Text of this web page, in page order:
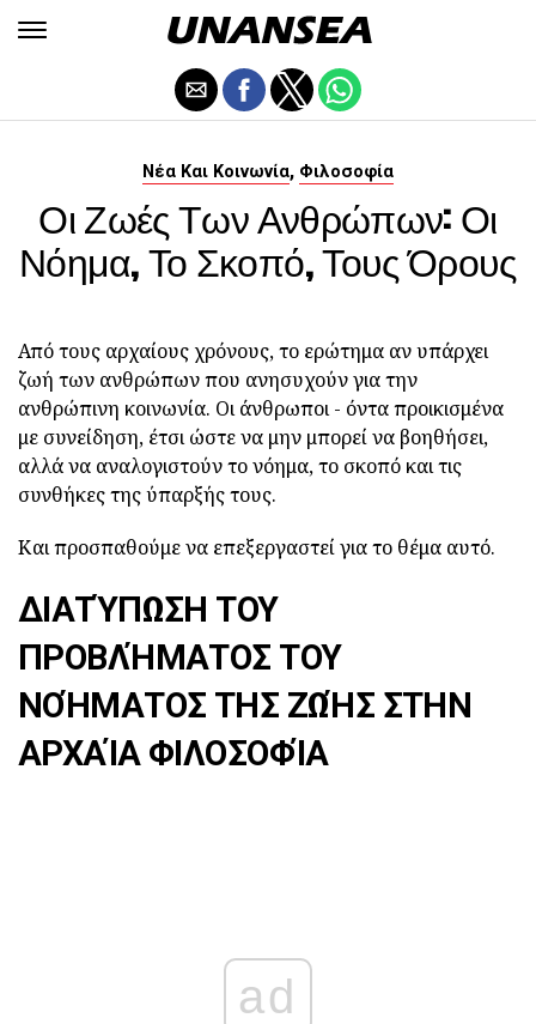
Νέα Και Κοινωνία, Φιλοσοφία
Οι Ζωές Των Ανθρώπων: Οι
Νόημα, Το Σκοπό, Τους Όρους
Από τους αρχαίους χρόνους, το ερώτημα αν υπάρχει
ζωή των ανθρώπων που ανησυχούν για την
ανθρώπινη κοινωνία. Οι άνθρωποι - όντα προικισμένα
με συνείδηση, έτσι ώστε να μην μπορεί να βοηθήσει,
αλλά να αναλογιστούν το νόημα, το σκοπό και τις
συνθήκες της ύπαρξής τους.
Και προσπαθούμε να επεξεργαστεί για το θέμα αυτό.
ΔΙΑΤΎΠΩΣΗ ΤΟΥ
ΠΡΟΒΛΉΜΑΤΟΣ ΤΟΥ
ΝΟΉΜΑΤΟΣ ΤΗΣ ΖΩΉΣ ΣΤΗΝ
ΑΡΧΑΊΑ ΦΙΛΟΣΟΦΊΑ
ad